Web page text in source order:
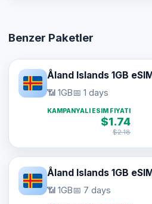
Benzer Paketler
Åland Islands 1GB
📶 1GB📅 1 days
KAMPANYALI ESIM FIYATI
$1.74
$2.18
Åland Islands 1GB
📶 1GB📅 7 days